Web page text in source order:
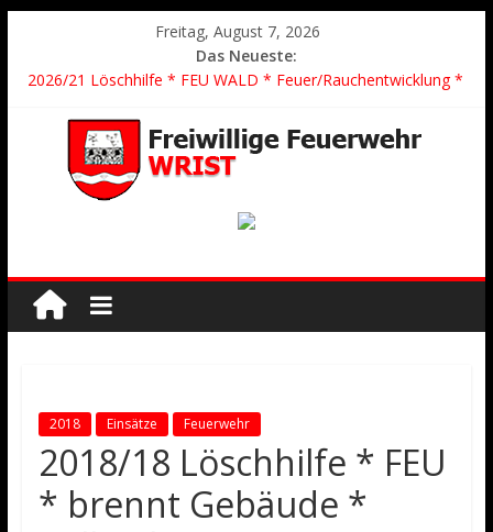
Freitag, August 7, 2026
Das Neueste:
2026/21 Löschhilfe * FEU WALD * Feuer/Rauchentwicklung *
2026/24 * TH G Y * PKW überschlagen *
2026/23 TH K Y * Person in festsitzendem Aufzug *
2026/22 TH Y * VU * 1 Person klemmt * Hingstheide
Der schönste Einsatz des Jahres 2026
2018 Einsätze Feuerwehr
2018/18 Löschhilfe * FEU
* brennt Gebäude *